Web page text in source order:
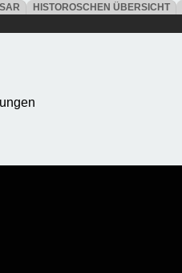
HISTOROSCHEN ÜBERSICHT